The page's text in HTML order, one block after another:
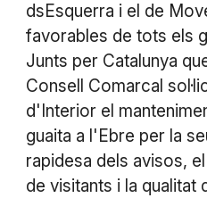
dsEsquerra i el de
favorables de tots els
Junts per Catalunya
Consell Comarcal
d'Interior el
guaita a l'Ebre per la
rapidesa dels avisos,
de visitants i la qualitat